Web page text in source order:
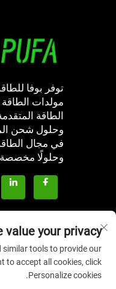
توفر بوفا
مولدات
وحلول شحن
في مجال الطاقة
وحلولًا مخصصة
value your privacy
similar tools to provide our
to accept all cookies, click
Personalize cookies.